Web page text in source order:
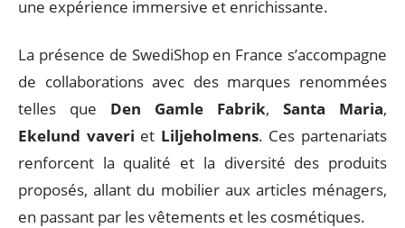
une expérience immersive et enrichissante.
La présence de SwediShop en France s’accompagne
de collaborations avec des marques renommées
telles que Den Gamle Fabrik, Santa Maria,
Ekelund vaveri et Liljeholmens. Ces partenariats
renforcent la qualité et la diversité des produits
proposés, allant du mobilier aux articles ménagers,
en passant par les vêtements et les cosmétiques.